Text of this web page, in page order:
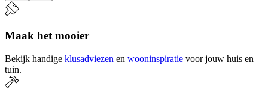
Maak het mooier
Bekijk handige klusadviezen en wooninspiratie voor jouw huis en
tuin.